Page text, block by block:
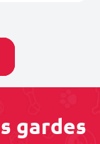
gardes